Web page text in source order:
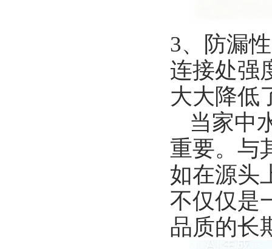
3、防漏
连接处强
大大降低
当家中
重要。与
如在源头
不仅仅是
品质的长